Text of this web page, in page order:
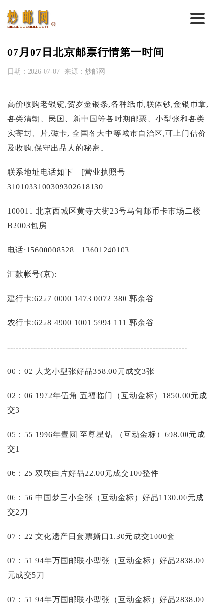
首 页
名家综述
热点话题
邮币卡苑
07月07日北京邮票行情第一时间
日期：2026-07-07 来源：炒邮网
高价收购老银锭,贺岁金银条,各种纸币,联体钞,金银币章,
各类清朝、民国、新中国等各时期邮票、小型张和各类
实寄封、片,磁卡, 全国各大中等城市自治区,可上门估价
及收购,保守出品人的秘密。
联系地址电话如下；[营业执照号
3101033100309302618130
100011 北京西城区黄寺大街23号马甸邮币卡市场二楼
B2003包房
电话:15600008528 13601240103
汇款帐号(京):
建行卡:6227 0000 1473 0072 380 郭余谷
农行卡:6228 4900 1001 5994 111 郭余谷
--------------------------------------------------------------
00：02 大龙小型张好品358.00元成交3张
02：06 1972年伍角 五福临门（互动金标）1850.00元成
交3
05：55 1996年壹圆 至尊星钻 （互动金标）698.00元成
交1
06：25 双联白片好品22.00元成交100整件
06：56 中国梦三小全张（互动金标）好品1130.00元成
交2刀
07：22 文化遗产日套票撕口1.30元成交1000套
07：51 94年万国邮联小型张（互动金标）好品2838.00
元成交5刀
07：51 94年万国邮联小型张（互动金标）好品2838.00